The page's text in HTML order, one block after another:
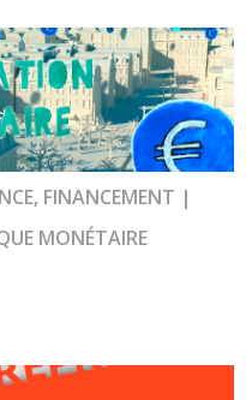
FINANCEMENT |
MONÉTAIRE